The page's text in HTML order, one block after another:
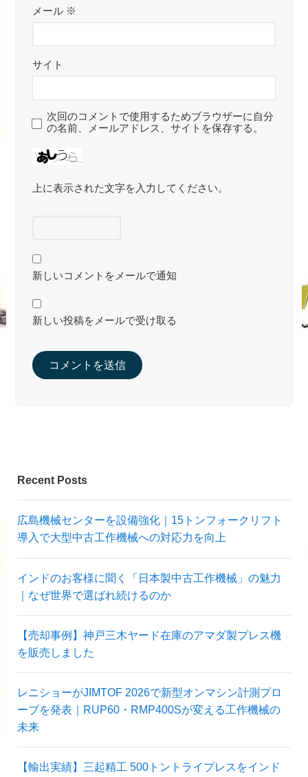
メール ※
サイト
次回のコメントで使用するためブラウザーに自分
の名前、メールアドレス、サイトを保存する。
上に表示された文字を入力してください。
新しいコメントをメールで通知
新しい投稿をメールで受け取る
Recent Posts
広島機械センターを設備強化｜15トンフォークリフト
導入で大型中古工作機械への対応力を向上
インドのお客様に聞く「日本製中古工作機械」の魅力
｜なぜ世界で選ばれ続けるのか
【売却事例】神戸三木ヤード在庫のアマダ製プレス機
を販売しました
レニショーがJIMTOF 2026で新型オンマシン計測プロ
ーブを発表｜RUP60・RMP400Sが変える工作機械の
未来
【輸出実績】三起精工 500トントライプレスをインド